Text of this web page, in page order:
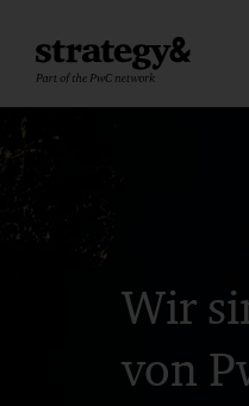
zum
Inhalt
Fußzeile
Wir
von